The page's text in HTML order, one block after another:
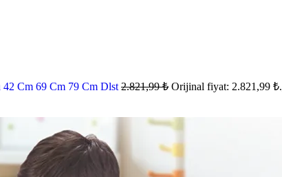
Cm 69 Cm 79 Cm Dlst 2.821,99₺ Orijinal fiyat: 2.821,99 ₺.